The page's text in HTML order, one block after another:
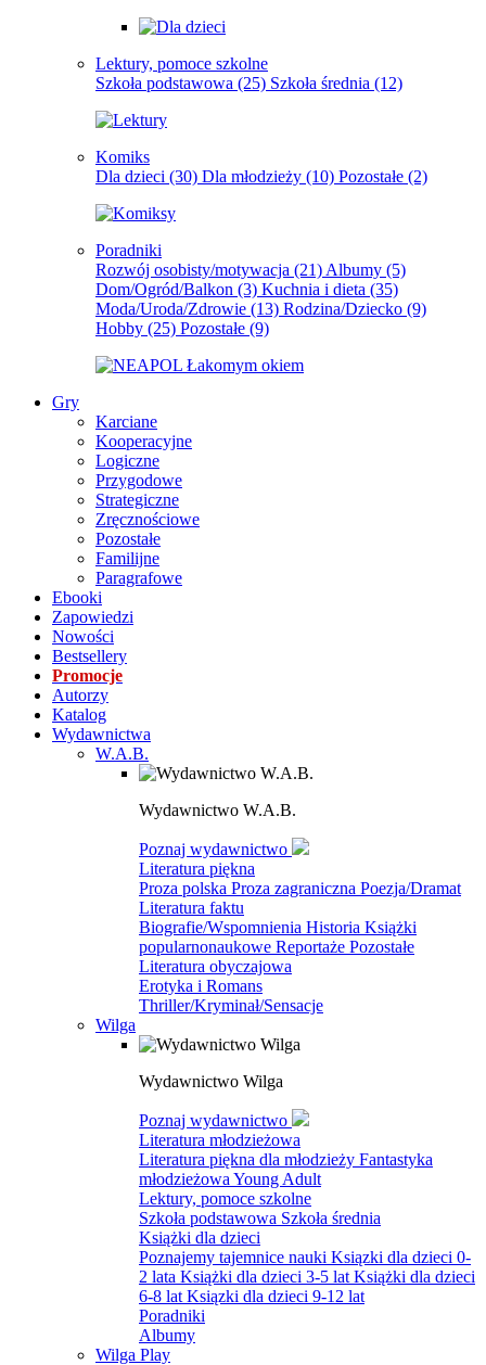
Lektury, pomoce szkolne
Szkoła podstawowa (25) Szkoła średnia (12)
Komiks
Dla dzieci (30) Dla młodzieży (10) Pozostałe (2)
Poradniki
Rozwój osobisty/motywacja (21) Albumy (5)
Dom/Ogród/Balkon (3) Kuchnia i dieta (35)
Moda/Uroda/Zdrowie (13) Rodzina/Dziecko (9)
Hobby (25) Pozostałe (9)
Gry
Karciane
Kooperacyjne
Logiczne
Przygodowe
Strategiczne
Zręcznościowe
Pozostałe
Familijne
Paragrafowe
Ebooki
Zapowiedzi
Nowości
Bestsellery
Promocje
Autorzy
Katalog
Wydawnictwa
W.A.B.
Wydawnictwo W.A.B.
Poznaj wydawnictwo
Literatura piękna
Proza polska Proza zagraniczna Poezja/Dramat
Literatura faktu
Biografie/Wspomnienia Historia Książki
popularnonaukowe Reportaże Pozostałe
Literatura obyczajowa
Erotyka i Romans
Thriller/Kryminał/Sensacje
Wilga
Wydawnictwo Wilga
Poznaj wydawnictwo
Literatura młodzieżowa
Literatura piękna dla młodzieży Fantastyka
młodzieżowa Young Adult
Lektury, pomoce szkolne
Szkoła podstawowa Szkoła średnia
Książki dla dzieci
Poznajemy tajemnice nauki Ksiązki dla dzieci 0-
2 lata Książki dla dzieci 3-5 lat Książki dla dzieci
6-8 lat Ksiązki dla dzieci 9-12 lat
Poradniki
Albumy
Wilga Play